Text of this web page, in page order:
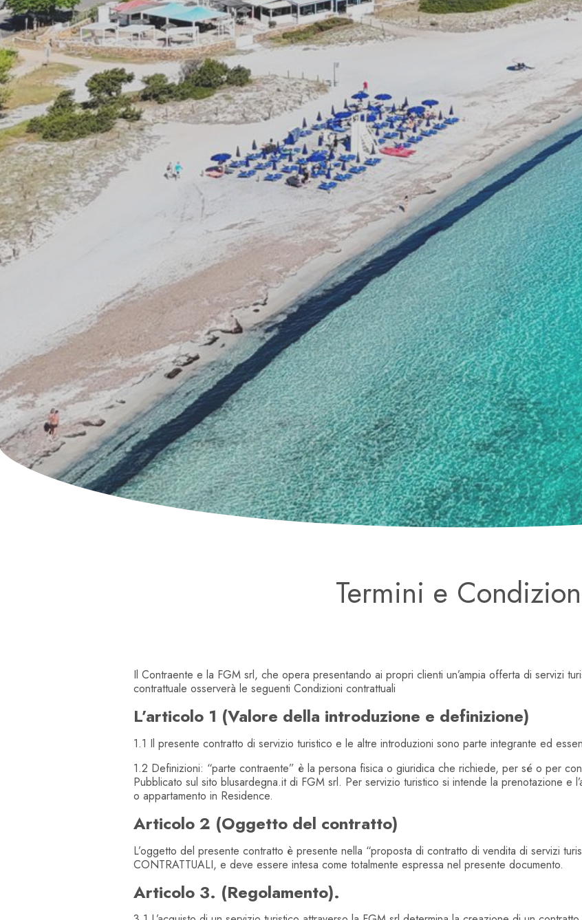
Termini e
Il Contraente e la FGM srl, che opera presentando ai propri clienti un’ampia offerta di servizi
contrattuale osserverà le seguenti Condizioni contrattuali
L’articolo 1 (Valore della introduzione e definizione)
1.1 Il presente contratto di servizio turistico e le altre introduzioni sono parte integrante ed
1.2 Definizioni: “parte contraente” è la persona fisica o giuridica che richiede, per sé o per
Pubblicato sul sito blusardegna.it di FGM srl. Per servizio turistico si intende la prenotazione e
o appartamento in Residence.
Articolo 2 (Oggetto del contratto)
L’oggetto del presente contratto è presente nella “proposta di contratto di vendita di servizi
CONTRATTUALI, e deve essere intesa come totalmente espressa nel presente documento.
Articolo 3. (Regolamento).